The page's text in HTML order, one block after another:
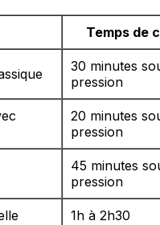
Temps de
30 minutes
pression
20 minutes
pression
45 minutes
pression
1h à 2h30